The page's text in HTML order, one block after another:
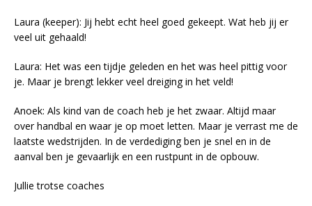
Laura (keeper): Jij hebt echt heel goed gekeept. Wat heb jij er
veel uit gehaald!
Laura: Het was een tijdje geleden en het was heel pittig voor
je. Maar je brengt lekker veel dreiging in het veld!
Anoek: Als kind van de coach heb je het zwaar. Altijd maar
over handbal en waar je op moet letten. Maar je verrast me de
laatste wedstrijden. In de verdediging ben je snel en in de
aanval ben je gevaarlijk en een rustpunt in de opbouw.
Jullie trotse coaches